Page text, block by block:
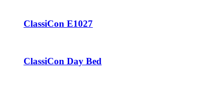
ClassiCon E1027
ClassiCon Day Bed